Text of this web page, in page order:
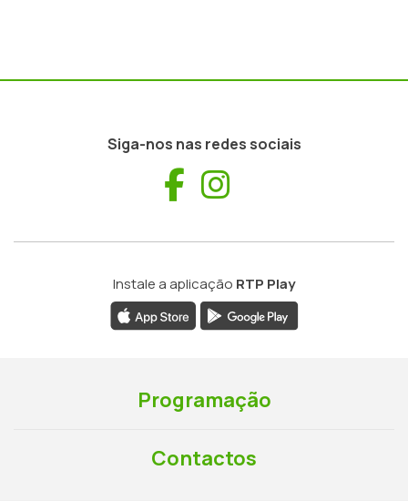
Siga-nos nas redes sociais
Facebook
Instale a aplicação RTP Play
Programação
Contactos